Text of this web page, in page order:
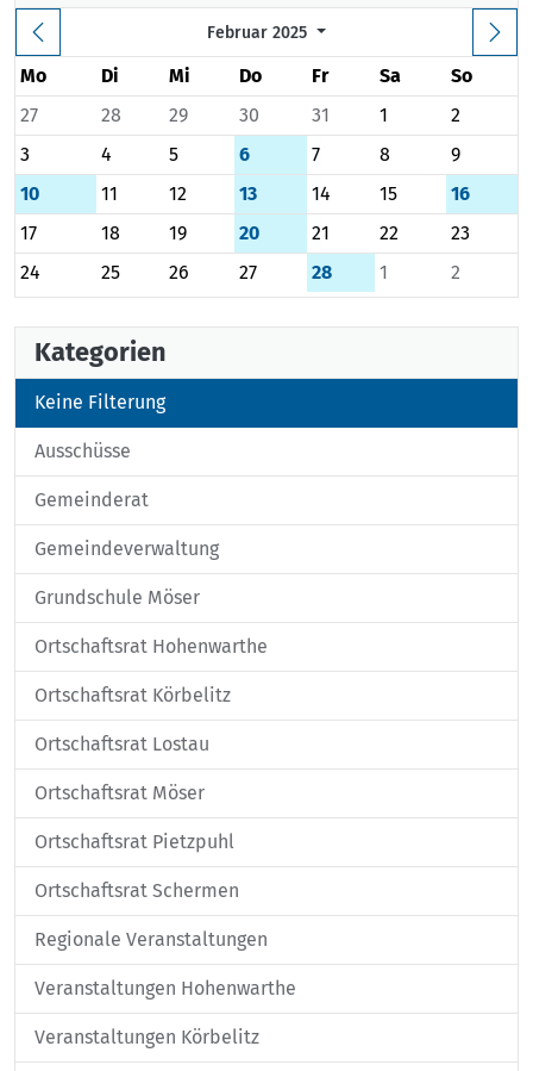
Februar 2025
Mo Di Mi Do Fr Sa
So
27
28 29 30 31 1
2
3
4 5 6 7 8
9
10
11 12 13 14 15
16
17
18 19 20 21 22
23
24
25 26 27 28 1 2
Kategorien
Keine Filterung
Ausschüsse
Gemeinderat
Gemeindeverwaltung
Grundschule Möser
Ortschaftsrat Hohenwarthe
Ortschaftsrat Körbelitz
Ortschaftsrat Lostau
Ortschaftsrat Möser
Ortschaftsrat Pietzpuhl
Ortschaftsrat Schermen
Regionale Veranstaltungen
Veranstaltungen Hohenwarthe
Veranstaltungen Körbelitz